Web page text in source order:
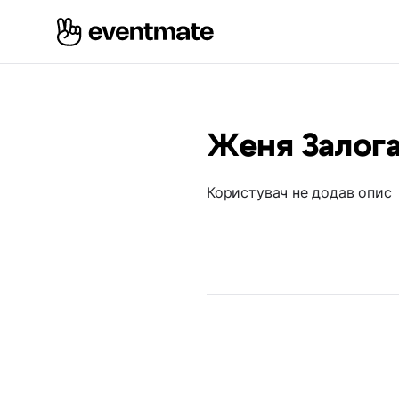
Женя
Користувач не додав опис